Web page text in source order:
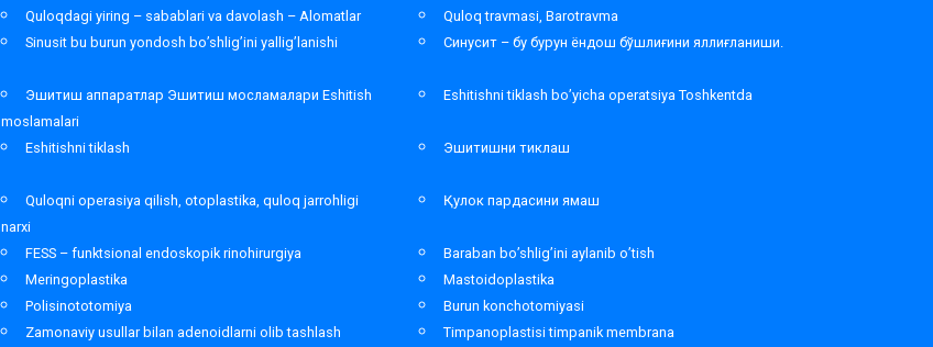
Quloqdagi yiring – sabablari va davolash – Alomatlar
Quloq travmasi, Barotravma
Sinusit bu burun yondosh bo’shlig’ini yallig’lanishi Синусит – бу бурун ёндош бўшлиғини яллиғланиши.
Эшитиш аппаратлар Эшитиш мосламалари Eshitish
moslamalari
Eshitishni tiklash bo’yicha operatsiya Toshkentda
Eshitishni tiklash Эшитишни тиклаш
Quloqni operasiya qilish, otoplastika, quloq jarrohligi
narxi
Қулок пардасини ямаш
FESS – funktsional endoskopik rinohirurgiya
Baraban bo’shlig’ini aylanib o’tish
Meringoplastika
Mastoidoplastika
Polisinototomiya
Burun konchotomiyasi
Zamonaviy usullar bilan adenoidlarni olib tashlash Timpanoplastisi timpanik membrana